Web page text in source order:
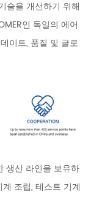
술을 개선하기 위해
인 독일의 에어
이트, 품질 및 글로
생산 라인을 보유하
조립, 테스트 기계